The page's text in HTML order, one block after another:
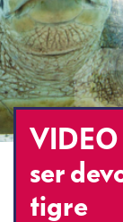
VIDEO
ser
tigre